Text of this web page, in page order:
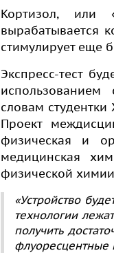
Кортизол, или
вырабатывается
стимулирует еще
Экспресс-тест
словам
Проект
физическая и
медицинская
физической
«Устройство
технологии
получить
флуоресцентные